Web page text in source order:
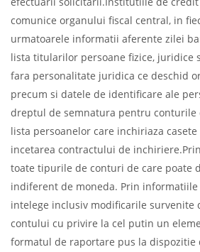
comunice organului fiscal central, in
urmatoarele informatii aferente zilei
lista titularilor persoane fizice, juridice
fara personalitate juridica ce deschid
precum si datele de identificare ale
dreptul de semnatura pentru conturile
lista persoanelor care inchiriaza
incetarea contractului de
toate tipurile de conturi de care poate
indiferent de moneda. Prin
intelege inclusiv modificarile survenite
contului cu privire la cel putin un
formatul de raportare pus la dispozitie